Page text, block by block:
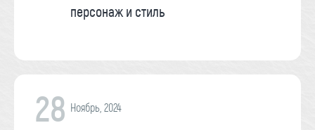
персонаж и стиль
28 Ноябрь, 2024